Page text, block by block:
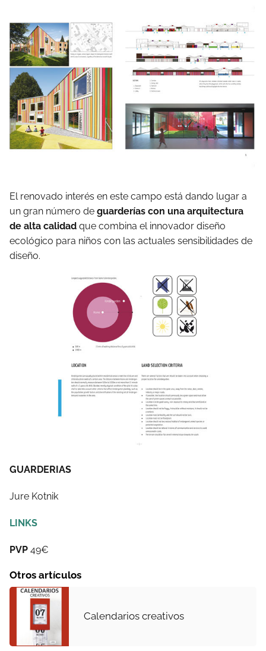
El renovado interés en este campo está dando lugar a
un gran número de guarderías con una arquitectura
de alta calidad que combina el innovador diseño
ecológico para niños con las actuales sensibilidades de
diseño.
GUARDERIAS
Jure Kotnik
LINKS
PVP 49€
Otros artículos
Calendarios creativos